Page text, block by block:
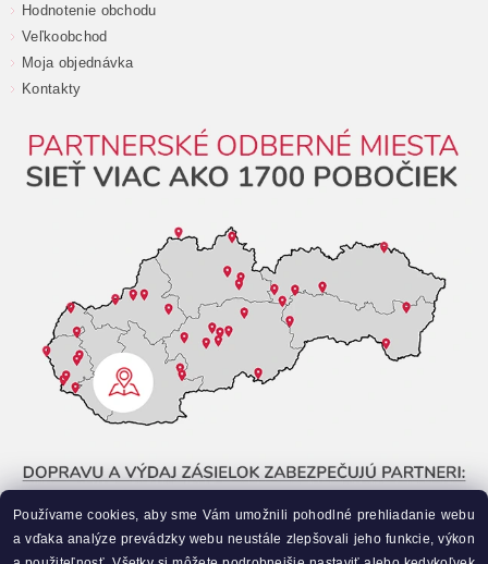
Hodnotenie obchodu
Veľkoobchod
Moja objednávka
Kontakty
Používame cookies, aby sme Vám umožnili pohodlné prehliadanie webu
a vďaka analýze prevádzky webu neustále zlepšovali jeho funkcie, výkon